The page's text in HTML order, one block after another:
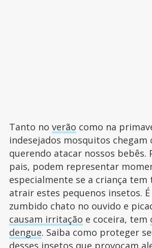
Tanto no verão como na
indesejados mosquitos chegam
querendo atacar nossos bebês.
pais, podem representar
especialmente se a criança tem
atrair estes pequenos insetos.
zumbido chato no ouvido e
causam irritação e coceira, tem
dengue. Saiba como proteger
desses insetos que provocam